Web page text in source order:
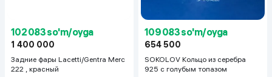
102 083 so'm/oyga
1 400 000
Задние фары Lacetti/Gentra Merc
222 , красный
109 083 so'm/oyga
654 500
SOKOLOV Кольцо из серебра
925 с голубым топазом